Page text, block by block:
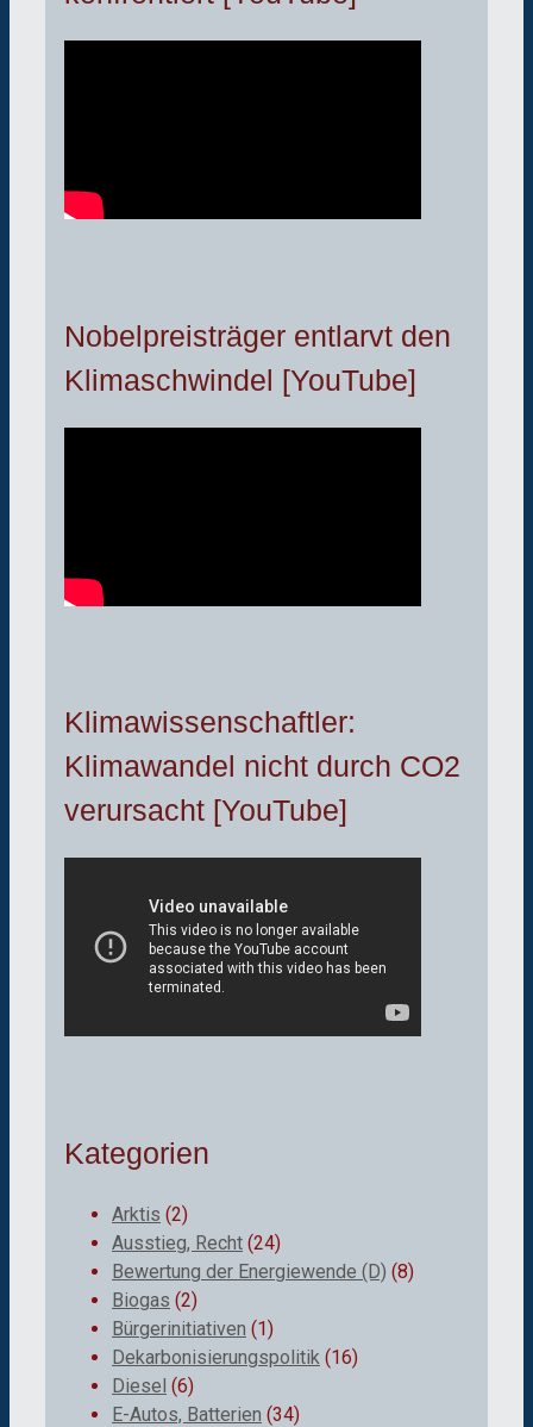
Nobelpreisträger entlarvt den
Klimaschwindel [YouTube]
Klimawissenschaftler:
Klimawandel nicht durch CO2
verursacht [YouTube]
Kategorien
Arktis (2)
Ausstieg, Recht (24)
Bewertung der Energiewende (D) (8)
Biogas (2)
Bürgerinitiativen (1)
Dekarbonisierungspolitik (16)
Diesel (6)
E-Autos, Batterien (34)